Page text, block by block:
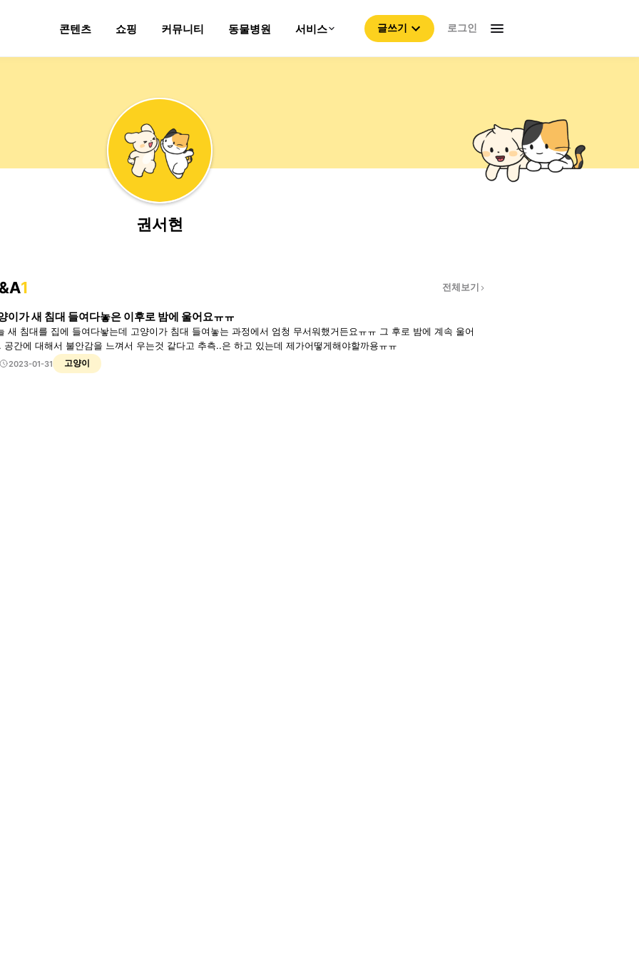
콘텐츠 쇼핑 커뮤니티 동물병원 서비스 글쓰기 로그인
권서현
1 전체보기
이가 새 침대 들여다놓은 이후로 밤에 울어요ㅠㅠ
새 침대를 집에 들여다놯는데 고양이가 침대 들여놓는 과정에서 엄청 무서워했거든요ㅠㅠ 그 후로 밤에 계속 울어
공간에 대해서 불안감을 느껴서 우는것 같다고 추측..은 하고 있는데 제가어떻게해야할까용ㅠㅠ
2023-01-31 고양이